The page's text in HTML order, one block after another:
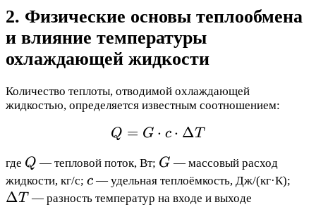
2. Физические основы теплообмена
и влияние температуры
охлаждающей жидкости
Количество теплоты, отводимой охлаждающей
жидкостью, определяется известным соотношением:
Q = G \cdot c \cdot
Q = G ⋅ c ⋅ ΔT
где Q
Q — тепловой поток, Вт; G
G — массовый расход
жидкости, кг/с; c
c — удельная теплоёмкость, Дж/(кг·К);
ΔT — разность температур на входе и выходе